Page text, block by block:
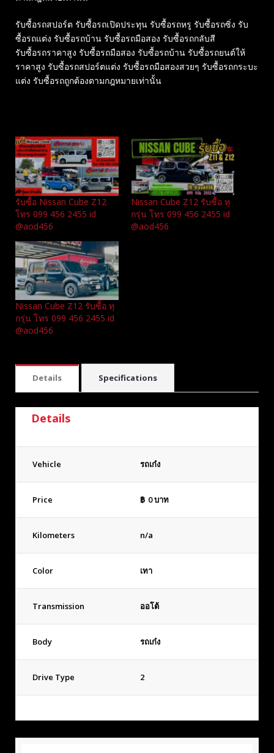
รับซื้อรถสปอร์ต รับซื้อรถเปิดประทุน รับซื้อรถหรู รับซื้อรถซิ่ง รับ
ซื้อรถแต่ง รับซื้อรถบ้าน รับซื้อรถมือสอง รับซื้อรถกลับสี
รับซื้อรถราคาสูง รับซื้อรถมือสอง รับซื้อรถบ้าน รับซื้อรถยนต์ให้
ราคาสูง รับซื้อรถสปอร์ตแต่ง รับซื้อรถมือสองสวยๆ รับซื้อรถกระบะ
แต่ง รับซื้อรถถูกต้องตามกฎหมายเท่านั้น
รับซื้อ Nissan Cube Z12
โทร 099 456 2455 id
@aod456
Nissan Cube Z12 รับซื้อ ทุ
กรุ่น โทร 099 456 2455 id
@aod456
Nissan Cube Z12 รับซื้อ ทุ
กรุ่น โทร 099 456 2455 id
@aod456
Details Specifications
Details
Vehicle รถเก๋ง
Price ฿ 0บาท
Kilometers n/a
Color เทา
Transmission ออโต้
Body รถเก๋ง
Drive Type 2